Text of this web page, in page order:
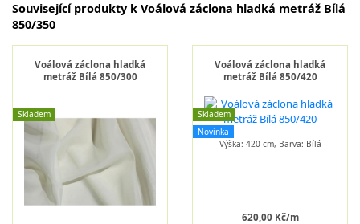
Související produkty k Voálová záclona hladká metráž Bílá
850/350
Voálová záclona hladká
metráž Bílá 850/300
Skladem
Voálová záclona hladká
metráž Bílá 850/420
Skladem
Novinka
Výška: 420 cm, Barva: Bílá
620,00 Kč/m